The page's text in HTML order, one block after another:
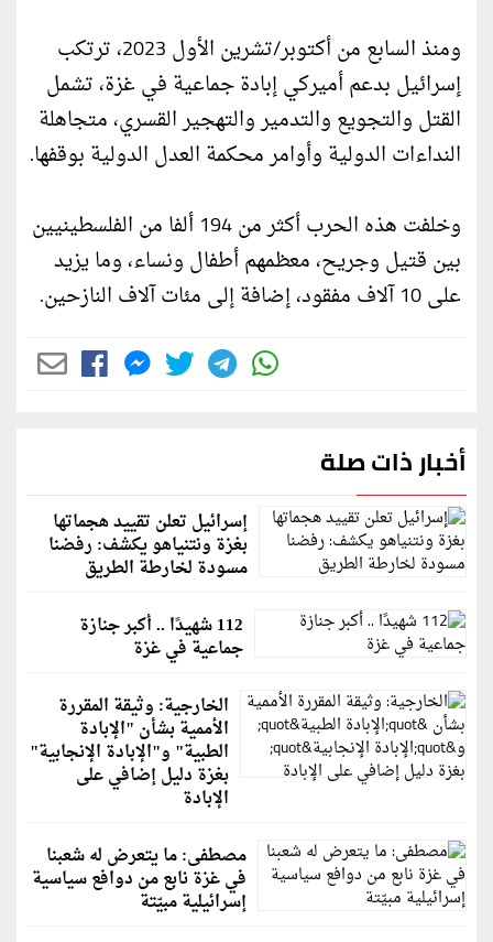
ومنذ السابع من أكتوبر/تشرين الأول 2023، ترتكب
إسرائيل بدعم أميركي إبادة جماعية في غزة، تشمل
القتل والتجويع والتدمير والتهجير القسري، متجاهلة
النداءات الدولية وأوامر محكمة العدل الدولية بوقفها.
وخلفت هذه الحرب أكثر من 194 ألفا من الفلسطينيين
بين قتيل وجريح، معظمهم أطفال ونساء، وما يزيد
على 10 آلاف مفقود، إضافة إلى مئات آلاف النازحين.
أخبار ذات صلة
إسرائيل تعلن تقييد هجماتها
بغزة ونتنياهو يكشف: رفضنا
مسودة لخارطة الطريق
112 شهيدًا .. أكبر جنازة
جماعية في غزة
الخارجية: وثيقة المقررة
الأممية بشأن "الإبادة
الطبية" و"الإبادة الإنجابية"
بغزة دليل إضافي على
الإبادة
مصطفى: ما يتعرض له شعبنا
في غزة نابع من دوافع سياسية
إسرائيلية مبيّتة